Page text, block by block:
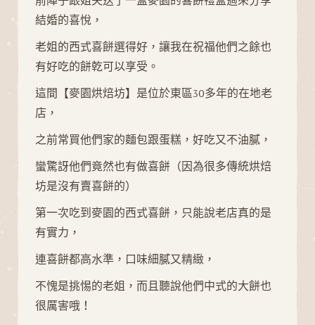
G
N
I
D
A
滿
喜
悅
喜
禮
盒
結婚的喜悅，
老姐的西式喜餅選得好，讓我在祝福他們之餘也
有好吃的餅乾可以享受。
這間【麥園烘焙坊】是位於東區30多年的在地老
店，
之前常買他們家的麵包跟蛋糕，好吃又不油膩，
蠻驚訝他們竟然也有做喜餅（因為很多傳統烘焙
坊是沒有賣喜餅的）
第一次吃到麥園的西式喜餅，只能說老店真的是
有實力，
連喜餅都高水準，口味細膩又精緻，
不愧是挑惕的老姐，而且聽說他們中式的大餅也
很厲害哦！